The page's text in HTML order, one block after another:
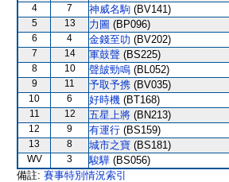
4 7 神威名駒 (BV141)
5 13 力圖 (BP096)
6 4 金錢至叻 (BV202)
7 14 軍鼓聲 (BS225)
8 10 聲皷勁鳴 (BL052)
9 11 予取予携 (BV035)
10 6 好時機 (BT168)
11 12 五星上將 (BN213)
12 9 有運行 (BS159)
13 8 城市之寶 (BS181)
WV 3 駿驊 (BS056)
備註: 賽事特別情況索引